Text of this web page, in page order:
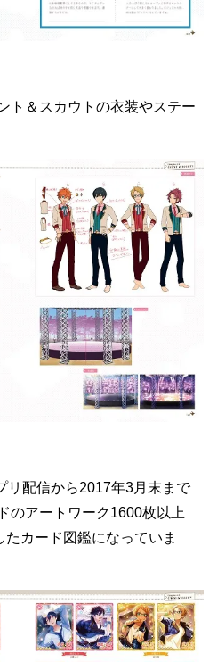
ト＆スカウトの衣装やステー
リ配信から2017年3月末まで
のアートワーク1600枚以上
たカード図鑑になっていま